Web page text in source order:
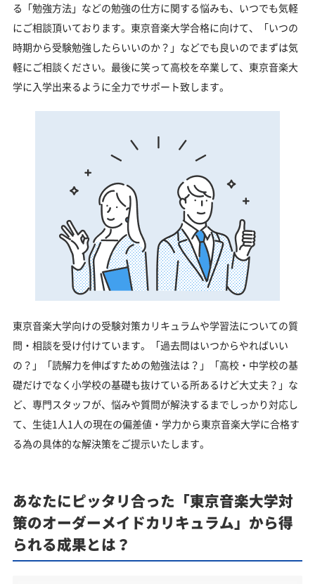
る「勉強方法」などの勉強の仕方に関する悩みも、いつでも気軽
にご相談頂いております。東京音楽大学合格に向けて、「いつの
時期から受験勉強したらいいのか？」などでも良いのでまずは気
軽にご相談ください。最後に笑って高校を卒業して、東京音楽大
学に入学出来るように全力でサポート致します。
東京音楽大学向けの受験対策カリキュラムや学習法についての質
問・相談を受け付けています。「過去問はいつからやればいい
の？」「読解力を伸ばすための勉強法は？」「高校・中学校の基
礎だけでなく小学校の基礎も抜けている所あるけど大丈夫？」な
ど、専門スタッフが、悩みや質問が解決するまでしっかり対応し
て、生徒1人1人の現在の偏差値・学力から東京音楽大学に合格す
る為の具体的な解決策をご提示いたします。
あなたにピッタリ合った「東京音楽大学対
策のオーダーメイドカリキュラム」から得
られる成果とは？